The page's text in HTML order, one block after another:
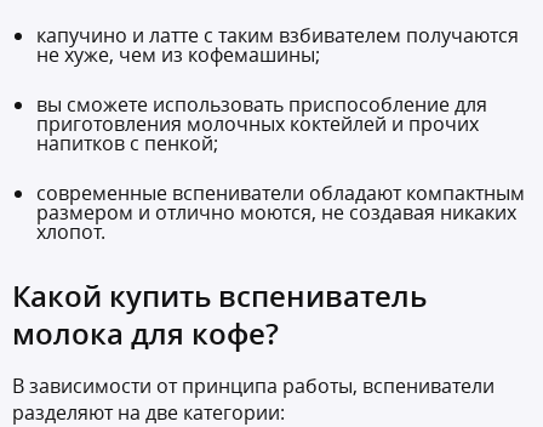
капучино и латте с таким взбивателем получаются
не хуже, чем из кофемашины;
вы сможете использовать приспособление для
приготовления молочных коктейлей и прочих
напитков с пенкой;
современные вспениватели обладают компактным
размером и отлично моются, не создавая никаких
хлопот.
Какой купить вспениватель
молока для кофе?
В зависимости от принципа работы, вспениватели
разделяют на две категории: